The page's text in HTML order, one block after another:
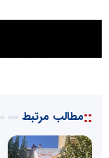
::مطالب مرتبط